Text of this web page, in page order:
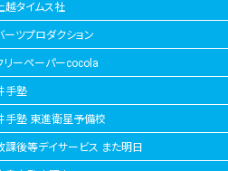
越タイムス社
ーツプロダクション
リーペーパーcocola
手塾
手塾 東進衛星予備校
課後等デイサービス また明日